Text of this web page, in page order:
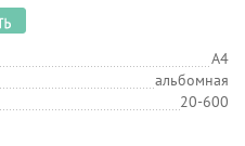
А4
альбомная
20-600